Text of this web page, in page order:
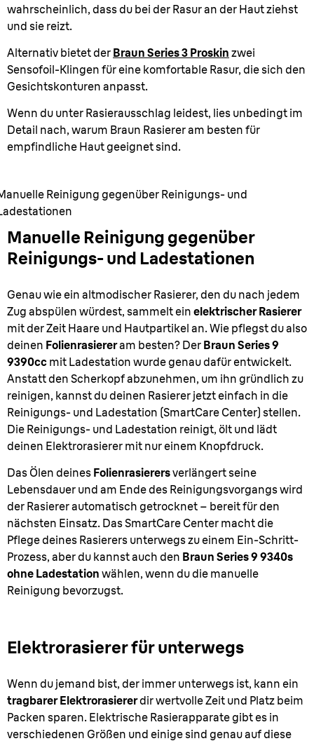
wahrscheinlich, dass du bei der Rasur an der Haut ziehst
und sie reizt.
Alternativ bietet der Braun Series 3 Proskin zwei
Sensofoil-Klingen für eine komfortable Rasur, die sich den
Gesichtskonturen anpasst.
Wenn du unter Rasierausschlag leidest, lies unbedingt im
Detail nach, warum Braun Rasierer am besten für
empfindliche Haut geeignet sind.
Reinigung gegenüber Reinigungs- und
Manuelle Reinigung gegenüber
Reinigungs- und Ladestationen
Genau wie ein altmodischer Rasierer, den du nach jedem
Zug abspülen würdest, sammelt ein elektrischer Rasierer
mit der Zeit Haare und Hautpartikel an. Wie pflegst du also
deinen Folienrasiereram besten? Der Braun Series 9
9390cc mit Ladestation wurde genau dafür entwickelt.
Anstatt den Scherkopf abzunehmen, um ihn gründlich zu
reinigen, kannst du deinen Rasierer jetzt einfach in die
Reinigungs- und Ladestation (SmartCare Center) stellen.
Die Reinigungs- und Ladestation reinigt, ölt und lädt
deinen Elektrorasierer mit nur einem Knopfdruck.
Das Ölen deines Folienrasierersverlängert seine
Lebensdauer und am Ende des Reinigungsvorgangs wird
der Rasierer automatisch getrocknet – bereit für den
nächsten Einsatz. Das SmartCare Center macht die
Pflege deines Rasierers unterwegs zu einem Ein-Schritt-
Prozess, aber du kannst auch den Braun Series 9 9340s
ohne Ladestation wählen, wenn du die manuelle
Reinigung bevorzugst.
Elektrorasierer für unterwegs
Wenn du jemand bist, der immer unterwegs ist, kann ein
tragbarer Elektrorasiererdir wertvolle Zeit und Platz beim
Packen sparen. Elektrische Rasierapparate gibt es in
verschiedenen Größen und einige sind genau auf diese